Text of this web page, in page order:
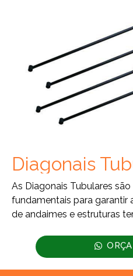
Diagonais
As Diagonais Tubulares
fundamentais para garantir
de andaimes e estruturas